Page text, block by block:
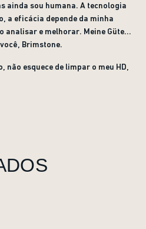
ainda sou humana. A tecnologia
a eficácia depende da minha
analisar e melhorar. Meine Güte...
Brimstone.
não esquece de limpar o meu HD,